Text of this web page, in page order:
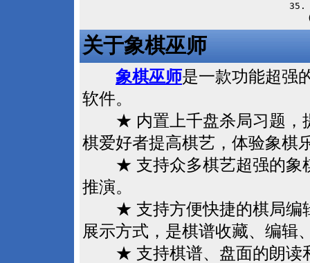
35.
(
关于象棋巫师
象棋巫师是一款功能超强
软件。
★ 内置上千盘杀局习题，提
棋爱好者提高棋艺，体验象棋
★ 支持众多棋艺超强的象棋
推演。
★ 支持方便快捷的棋局编辑
展示方式，是棋谱收藏、编辑
★ 支持棋谱、盘面的朗读和